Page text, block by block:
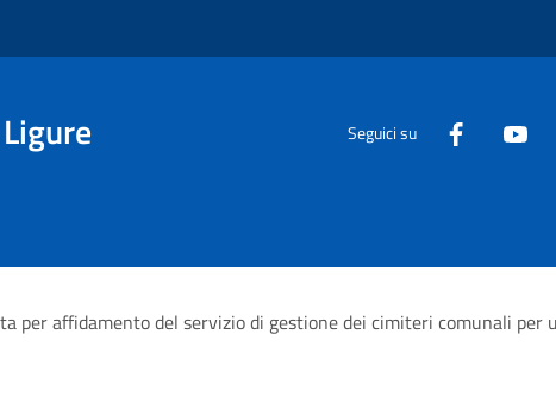
Seguici su
per affidamento del servizio di gestione dei cimiteri comunali per